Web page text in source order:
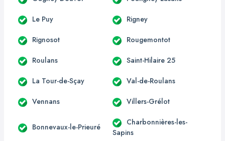
Le Puy Rigney
Rignosot Rougemontot
Roulans Saint-Hilaire 25
La Tour-de-Sçay Val-de-Roulans
Vennans Villers-Grélot
Bonnevaux-le-Prieuré
Charbonnières-les-
Sapins